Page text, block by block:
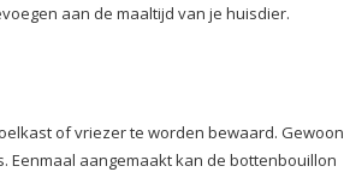
aan de maaltijd van je huisdier.
of vriezer te worden bewaard. Gewoon
Eenmaal aangemaakt kan de bottenbouillon